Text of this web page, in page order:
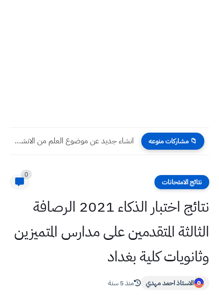
📁 مشاركات منوعه انشاء جديد عن موضوع العلم من الانشاءات الوزارية الست ريزان...
نتائج الامتحانات
0
نتائج اختبار الذكاء 2021 الرصافة
الثالثة المتقدمين على مدارس المتميزين
وثانويات كلية بغداد
الاستاذ احمد مهدي منذ 5 سنة